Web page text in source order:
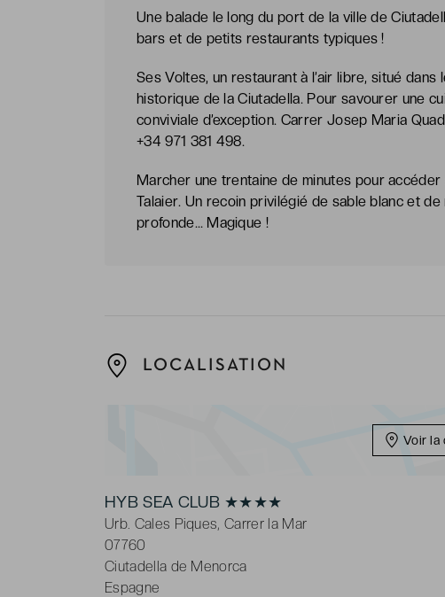
Une balade le long du port de la ville de
bars et de petits restaurants typiques !
Ses Voltes, un restaurant à l’air libre, situé
historique de la Ciutadella. Pour savourer une
conviviale d’exception. Carrer Josep Maria
+34 971 381 498.
Marcher une trentaine de minutes pour
Talaier. Un recoin privilégié de sable blanc et
profonde… Magique !
LOCALISATION
Voir la
HYB SEA CLUB ★★★★
Urb. Cales Piques, Carrer la Mar
07760
Ciutadella de Menorca
Espagne